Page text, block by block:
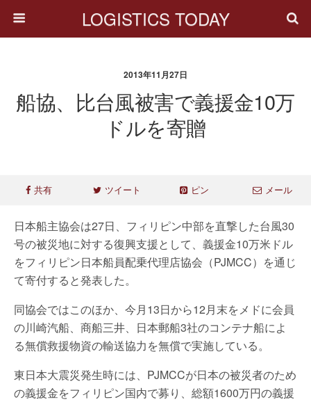
LOGISTICS TODAY
2013年11月27日
船協、比台風被害で義援金10万
ドルを寄贈
共有 ツイート ピン メール
日本船主協会は27日、フィリピン中部を直撃した台風30
号の被災地に対する復興支援として、義援金10万米ドル
をフィリピン日本船員配乗代理店協会（PJMCC）を通じ
て寄付すると発表した。
同協会ではこのほか、今月13日から12月末をメドに会員
の川崎汽船、商船三井、日本郵船3社のコンテナ船によ
る無償救援物資の輸送協力を無償で実施している。
東日本大震災発生時には、PJMCCが日本の被災者のため
の義援金をフィリピン国内で募り、総額1600万円の義援